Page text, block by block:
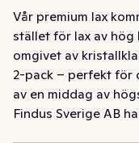
Vår premium lax
stället för lax av hög
omgivet av
2-pack – perfekt för
av en middag av
Findus Sverige AB